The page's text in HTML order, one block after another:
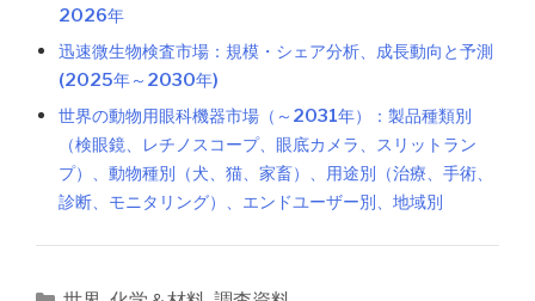
2026年
迅速微生物検査市場：規模・シェア分析、成長動向と予測
(2025年～2030年)
世界の動物用眼科機器市場（～2031年）：製品種類別
（検眼鏡、レチノスコープ、眼底カメラ、スリットラン
プ）、動物種別（犬、猫、家畜）、用途別（治療、手術、
診断、モニタリング）、エンドユーザー別、地域別